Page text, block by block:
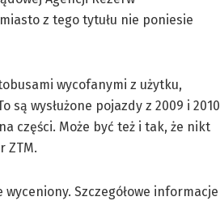
z tego tytułu nie poniesie
wycofanymi z użytku,
wysłużone pojazdy z 2009 i 2010
części. Może być też i tak, że nikt
ZTM.
Szczegółowe informacje